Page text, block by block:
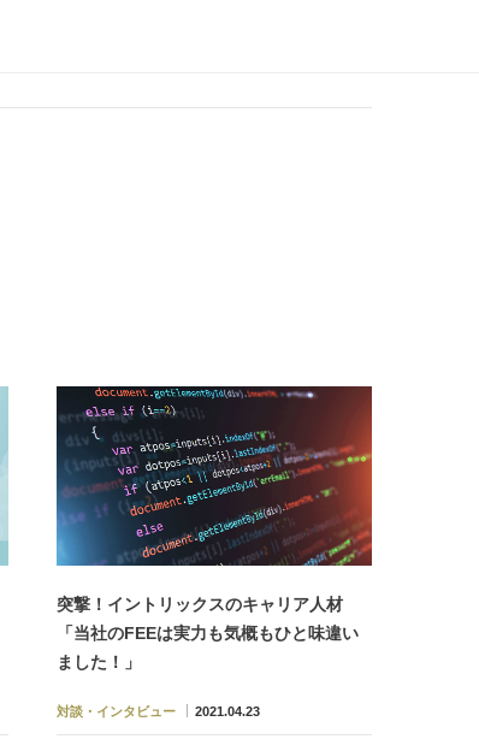
突撃！イントリックスのキャリア人材
「当社のFEEは実力も気概もひと味違い
ました！」
対談・インタビュー 2021.04.23